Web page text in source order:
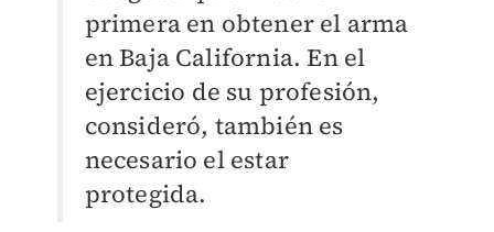
primera en obtener el arma
en Baja California. En el
ejercicio de su profesión,
consideró, también es
necesario el estar
protegida.